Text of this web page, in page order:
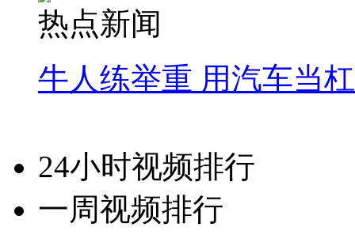
热点新闻
牛人练举重 用汽车当
24小时视频排行
一周视频排行